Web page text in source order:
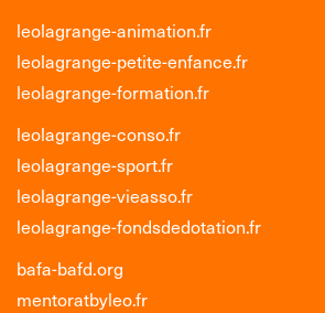
leolagrange-animation.fr
leolagrange-petite-enfance.fr
leolagrange-formation.fr
leolagrange-conso.fr
leolagrange-sport.fr
leolagrange-vieasso.fr
leolagrange-fondsdedotation.fr
bafa-bafd.org
mentoratbyleo.fr